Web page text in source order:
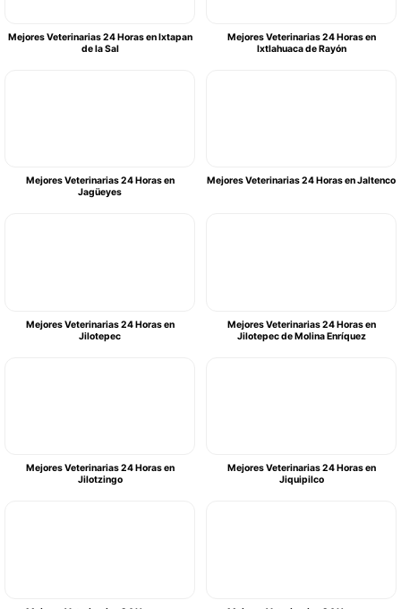
Mejores Veterinarias 24 Horas en Ixtapan
de la Sal
Mejores Veterinarias 24 Horas en
Ixtlahuaca de Rayón
Mejores Veterinarias 24 Horas en
Jagüeyes
Mejores Veterinarias 24 Horas en Jaltenco
Mejores Veterinarias 24 Horas en
Jilotepec
Mejores Veterinarias 24 Horas en
Jilotepec de Molina Enríquez
Mejores Veterinarias 24 Horas en
Jilotzingo
Mejores Veterinarias 24 Horas en
Jiquipilco